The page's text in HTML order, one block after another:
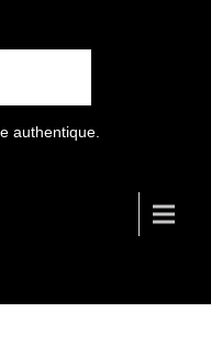
authentique.